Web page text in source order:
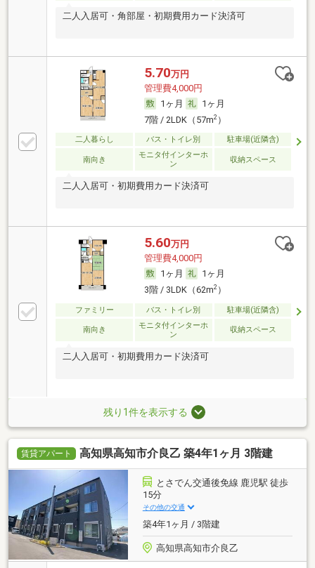
二人入居可・角部屋・初期費用カード決済可
5.70万円
管理費4,000円
1ヶ月
1ヶ月
7階 / 2LDK（57m2）
二人暮らし バス・トイレ別 駐車場(近隣含)
南向き
モニタ付インターホ
ン
収納スペース
二人入居可・初期費用カード決済可
5.60万円
管理費4,000円
1ヶ月
1ヶ月
3階 / 3LDK（62m2）
ファミリー バス・トイレ別 駐車場(近隣含)
南向き
モニタ付インターホ
ン
収納スペース
二人入居可・初期費用カード決済可
残り1件を表示する
賃貸アパート 高知県高知市介良乙 築4年1ヶ月 3階建
とさでん交通後免線 鹿児駅 徒歩
15分
その他の交通
築4年1ヶ月 / 3階建
高知県高知市介良乙